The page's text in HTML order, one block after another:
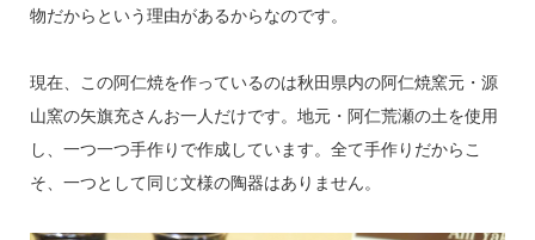
物だからという理由があるからなのです。
現在、この阿仁焼を作っているのは秋田県内の阿仁焼窯元・源
山窯の矢旗充さんお一人だけです。地元・阿仁荒瀬の土を使用
し、一つ一つ手作りで作成しています。全て手作りだからこ
そ、一つとして同じ文様の陶器はありません。